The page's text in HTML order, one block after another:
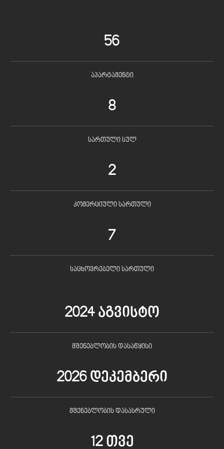
56
აპარტამენტი
8
სართული სულ
2
კომერციული სართული
7
საცხოვრებელი სართული
2024 აგვისტო
მშენებლობის დასაწყისი
2026 დეკემბერი
მშენებლობის დასასრული
12 თვე